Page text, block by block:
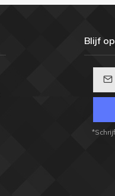
Blijf